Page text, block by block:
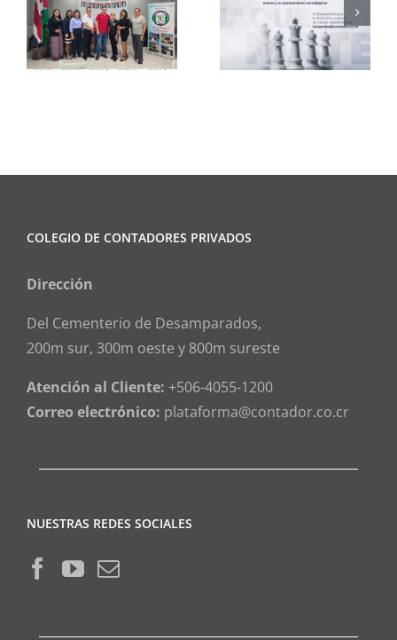
Club de
Ajedrez
CCPCR
Informa
COLEGIO DE CONTADORES PRIVADOS
Dirección
Del Cementerio de Desamparados,
200m sur, 300m oeste y 800m sureste
Atención al Cliente: +506-4055-1200
Correo electrónico: plataforma@contador.co.cr
NUESTRAS REDES SOCIALES